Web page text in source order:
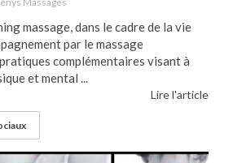
massage, dans le cadre de la vie
par le massage
complémentaires visant à
et mental ...
Lire l'article